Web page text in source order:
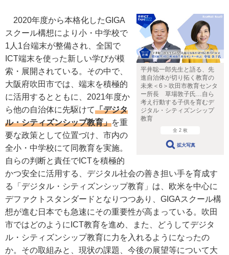
平井聡一郎先生と語る、先
進自治体が切り拓く教育の
未来＜6＞吹田市教育センタ
ー所長 草場敦子氏…自ら
考え行動する子供を育むデ
ジタル・シティズンシップ
教育
全 2 枚
拡大写真
2020年度から本格化したGIGA
スクール構想により小・中学校で
1人1台端末が整備され、全国で
ICT端末を使った新しい学びが模
索・展開されている。その中で、
大阪府吹田市では、端末を積極的
に活用するとともに、2021年度か
ら他の自治体に先駆けて「デジタ
ル・シティズンシップ教育」を重
要な政策として位置づけ、市内の
全小・中学校にて同教育を実施。
自らの判断と責任でICTを積極的
かつ安全に活用する、デジタル社会の善き担い手を育成す
る「デジタル・シティズンシップ教育」は、欧米を中心に
デファクトスタンダードとなりつつあり、GIGAスクール構
想が進む日本でも急速にその重要性が高まっている。吹田
市ではどのようにICT教育を進め、また、どうしてデジタ
ル・シティズンシップ教育に力を入れるようになったの
か。その取組みと、現状の課題、今後の展望等について大